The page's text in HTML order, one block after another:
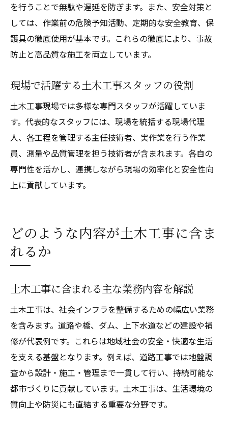
を行うことで無駄や遅延を防ぎます。また、安全対策と
しては、作業前の危険予知活動、定期的な安全教育、保
護具の徹底使用が基本です。これらの徹底により、事故
防止と高品質な施工を両立しています。
現場で活躍する土木工事スタッフの役割
土木工事現場では多様な専門スタッフが活躍していま
す。代表的なスタッフには、現場を統括する現場代理
人、各工程を管理する主任技術者、実作業を行う作業
員、測量や品質管理を担う技術者が含まれます。各自の
専門性を活かし、連携しながら現場の効率化と安全性向
上に貢献しています。
どのような内容が土木工事に含ま
れるか
土木工事に含まれる主な業務内容を解説
土木工事は、社会インフラを整備するための幅広い業務
を含みます。道路や橋、ダム、上下水道などの建設や補
修が代表例です。これらは地域社会の安全・快適な生活
を支える基盤となります。例えば、道路工事では地盤調
査から設計・施工・管理まで一貫して行い、持続可能な
都市づくりに貢献しています。土木工事は、生活環境の
質向上や防災にも直結する重要な分野です。